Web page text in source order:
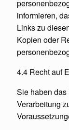
informieren,
Links zu
Kopien oder
4.4 Recht auf
Sie haben
Verarbeitung